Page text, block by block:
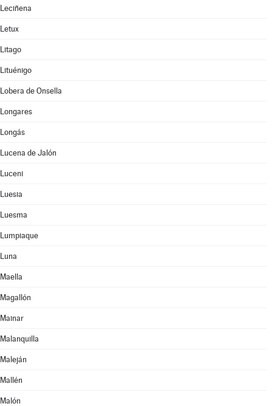
Leciñena
Letux
Litago
Lituénigo
Lobera de Onsella
Longares
Longás
Lucena de Jalón
Luceni
Luesia
Luesma
Lumpiaque
Luna
Maella
Magallón
Mainar
Malanquilla
Maleján
Mallén
Malón